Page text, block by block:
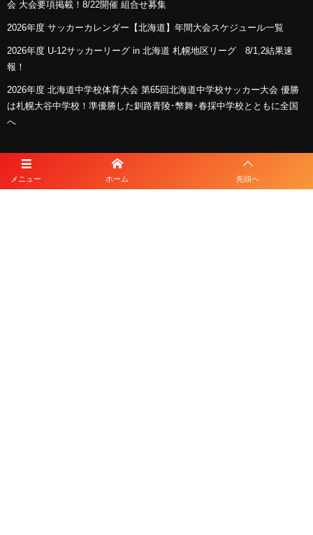
メニュー ホーム 先頭へ
会 大会要項掲載！8/22開催 組合せ募集
2026年度 サッカーカレンダー【北海道】年間大会スケジュール一覧
2026年度 U-12サッカーリーグ in 北海道 札幌地区リーグ 8/1,2結果速
報！
2026年度 北海道中学校体育大会 第65回北海道中学校サッカー大会 優勝
は札幌大谷中学校！準優勝した釧路青陵･幣舞･春採中学校とともに全国
へ